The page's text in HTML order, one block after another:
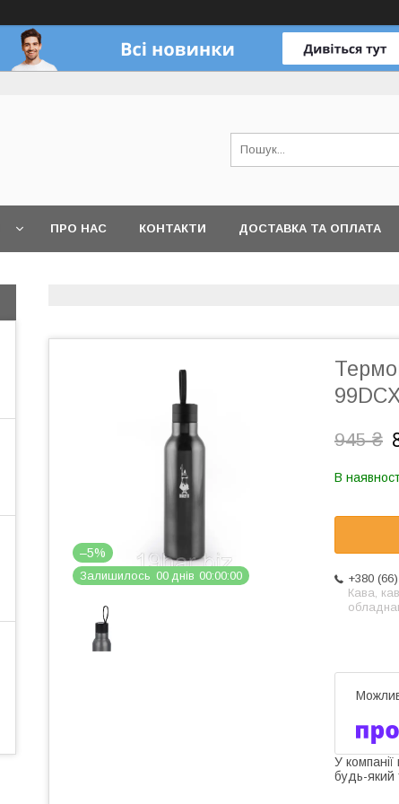
ПРО НАС КОНТАКТИ ДОСТАВКА ТА ОПЛАТА
–5%
Залишилось 00 днів 00 00 00
945 ₴
В
+380
Кава,
У
будь-який